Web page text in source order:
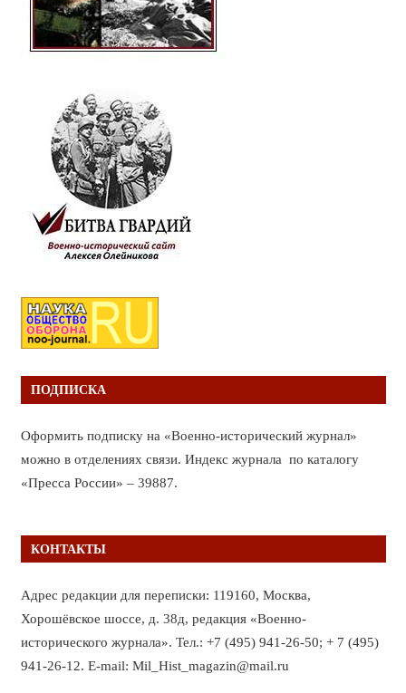
ПОДПИСКА
Оформить подписку на «Военно-исторический журнал»
можно в отделениях связи. Индекс журнала по каталогу
«Пресса России» – 39887.
КОНТАКТЫ
Адрес редакции для переписки: 119160, Москва,
Хорошёвское шоссе, д. 38д, редакция «Военно-
исторического журнала». Тел.: +7 (495) 941-26-50; + 7 (495)
941-26-12. E-mail: Mil_Hist_magazin@mail.ru